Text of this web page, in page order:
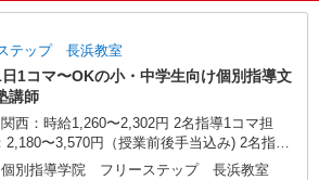
テップ 長浜教室
1コマ〜OKの小・中学生向け個別指導文
講師
関西：時給1,260〜2,302円 2名指導1コマ担
2,180〜3,570円（授業前後手当込み) 2名指導2
担当：3,959〜6,739円（授業前後・授業間手
個別指導学院 フリーステップ 長浜教室